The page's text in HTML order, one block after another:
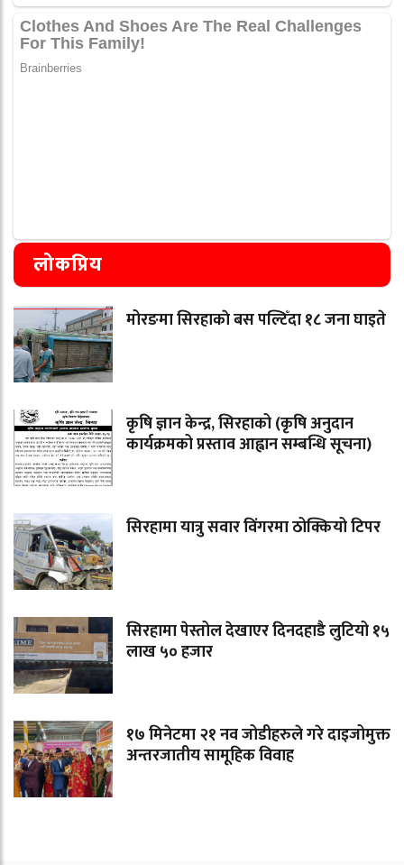
लोकप्रिय
मोरङमा सिरहाकाे बस पल्टिँदा १८ जना घाइते
कृषि ज्ञान केन्द्र, सिरहाको (कृषि अनुदान
कार्यक्रमको प्रस्ताव आह्वान सम्बन्धि सूचना)
सिरहामा यात्रु सवार विंगरमा ठोक्कियो टिपर
सिरहामा पेस्तोल देखाएर दिनदहाडै लुटियो १५
लाख ५० हजार
१७ मिनेटमा २१ नव जोडीहरुले गरे दाइजोमुक्त
अन्तरजातीय सामूहिक विवाह